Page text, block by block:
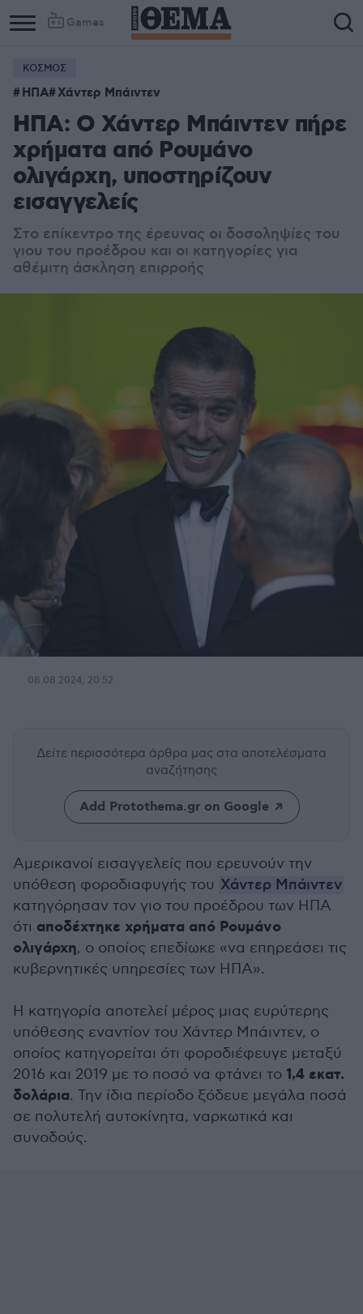
Games
ΚΟΣΜΟΣ
ΗΠΑ Χάντερ Μπάιντεν
ΗΠΑ: Ο Χάντερ Μπάιντεν πήρε
χρήματα από Ρουμάνο
ολιγάρχη, υποστηρίζουν
εισαγγελείς
Στο επίκεντρο της έρευνας οι δοσοληψίες του
γιου του προέδρου και οι κατηγορίες για
αθέμιτη άσκληση επιρροής
08.08.2024, 20:52
Δείτε περισσότερα άρθρα μας στα αποτελέσματα
αναζήτησης
Add Protothema.gr on Google
Αμερικανοί εισαγγελείς που ερευνούν την
υπόθεση φοροδιαφυγής του Χάντερ Μπάιντεν
κατηγόρησαν τον γιο του προέδρου των ΗΠΑ
ότι αποδέχτηκε χρήματα από Ρουμάνο
ολιγάρχη, ο οποίος επεδίωκε «να επηρεάσει τις
κυβερνητικές υπηρεσίες των ΗΠΑ».
Η κατηγορία αποτελεί μέρος μιας ευρύτερης
υπόθεσης εναντίον του Χάντερ Μπάιντεν, ο
οποίος κατηγορείται ότι φοροδιέφευγε μεταξύ
2016 και 2019 με το ποσό να φτάνει το 1,4 εκατ.
δολάρια. Την ίδια περίοδο ξόδευε μεγάλα ποσά
σε πολυτελή αυτοκίνητα, ναρκωτικά και
συνοδούς.